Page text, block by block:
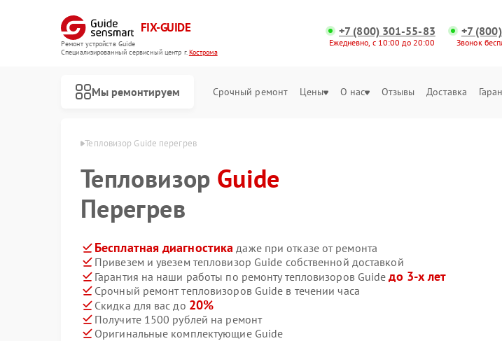
FIX-GUIDE
Ремонт устройств Guide
Специализированный cервисный центр г.Кострома
+7 (800) 301-55-83
Ежедневно, с 10:00 до 20:00
+7
Звонок
Мы ремонтируем Срочный ремонт Цены О нас Отзывы Доставка
Guide в Костроме Тепловизор Guide перегрев
Тепловизор Guide
Перегрев
Бесплатная диагностика даже при отказе от ремонта
Привезем и увезем тепловизор Guide собственной доставкой
Гарантия на наши работы по ремонту тепловизоров Guideдо 3-х лет
Срочный ремонт тепловизоров Guide в течении часа
Скидка для вас до 20%
Получите 1500 рублей на ремонт
Оригинальные комплектующие Guide